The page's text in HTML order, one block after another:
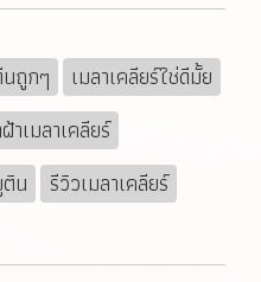
ถูกๆ
เมลาเคลียร์ใช่ดีมั้ย
าเมลาเคลียร์
น
รีวิวเมลาเคลียร์